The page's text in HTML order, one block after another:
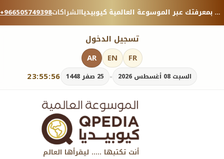
+966505749398الشراكات منصة معرفية موثوقة — شارك بمعرفتك عبر الموسوعة العالمية كيوبيديا.
تسجيل الدخول
23:55:58 السبت 08 أغسطس 2026 - 25 صفر 1448
AR EN FR
أنت تكتبها ..... ليقرأها العالم